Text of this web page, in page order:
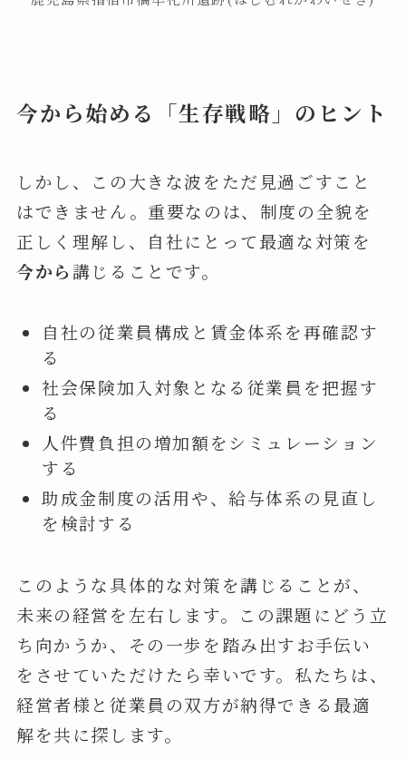
今から始める「生存戦略」のヒント
しかし、この大きな波をただ見過ごすこと
はできません。重要なのは、制度の全貌を
正しく理解し、自社にとって最適な対策を
今から 講じることです。
自社の従業員構成と賃金体系を再確認す
る
社会保険加入対象となる従業員を把握す
る
人件費負担の増加額をシミュレーション
する
助成金制度の活用や、給与体系の見直し
を検討する
このような具体的な対策を講じることが、
未来の経営を左右します。この課題にどう立
ち向かうか、その一歩を踏み出すお手伝い
をさせていただけたら幸いです。私たちは、
経営者様と従業員の双方が納得できる最適
解を共に探します。